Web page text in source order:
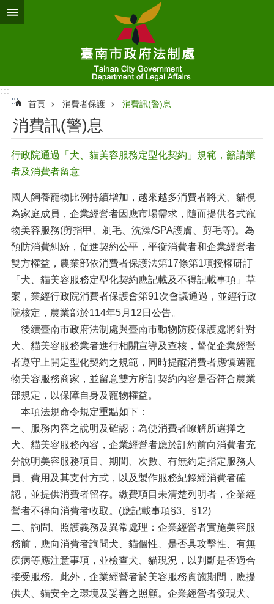
跳到主要內容區塊
:::
:::
首頁 消費者保護 消費訊(警)息
消費訊(警)息
行政院通過「犬、貓美容服務定型化契約」規範，籲請業
者及消費者留意
國人飼養寵物比例持續增加，越來越多消費者將犬、貓視
為家庭成員，企業經營者因應市場需求，隨而提供各式寵
物美容服務(剪指甲、剃毛、洗澡/SPA護膚、剪毛等)。為
預防消費糾紛，促進契約公平，平衡消費者和企業經營者
雙方權益，農業部依消費者保護法第17條第1項授權研訂
「犬、貓美容服務定型化契約應記載及不得記載事項」草
案，業經行政院消費者保護會第91次會議通過，並經行政
院核定，農業部於114年5月12日公告。
後續臺南市政府法制處與臺南市動物防疫保護處將針對
犬、貓美容服務業者進行相關宣導及查核，督促企業經營
者遵守上開定型化契約之規範，同時提醒消費者應慎選寵
物美容服務商家，並留意雙方所訂契約內容是否符合農業
部規定，以保障自身及寵物權益。
本項法規命令規定重點如下：
一、服務內容之說明及確認：為使消費者瞭解所選擇之
犬、貓美容服務內容，企業經營者應於訂約前向消費者充
分說明美容服務項目、期間、次數、有無約定指定服務人
員、費用及其支付方式，以及製作服務紀錄經消費者確
認，並提供消費者留存。繳費項目未清楚列明者，企業經
營者不得向消費者收取。(應記載事項§3、§12)
二、詢問、照護義務及異常處理：企業經營者實施美容服
務前，應向消費者詢問犬、貓個性、是否具攻擊性、有無
疾病等應注意事項，並檢查犬、貓現況，以判斷是否適合
接受服務。此外，企業經營者於美容服務實施期間，應提
供犬、貓安全之環境及妥善之照顧。企業經營者發現犬、